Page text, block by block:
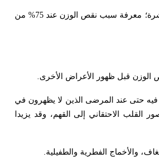
نادراً ما يكون سبب نقص الوزن اللاإرادي خفياً، إذ يمكن بأخذ القصة والفحص الجسدي المتأنيين، مع الاختبارات التشخيصية المباشرة؛ معرفة سبب نقص الوزن عند 75% من
الوزن قبل ظهور الأعراض الأخرى.
فيه حتى عند المرضى الذين لا يظهرون في
القلب الاحتقاني إلى القهم، وقد يزيدا
والأخماج الفطرية والطفيلية.